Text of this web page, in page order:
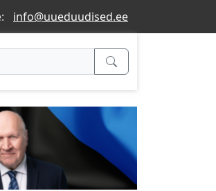
info@uueduudised.ee